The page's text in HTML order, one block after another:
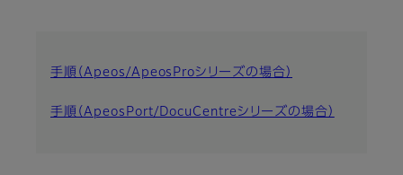
手順（Apeos/ApeosProシリーズの場合）
手順（ApeosPort/DocuCentreシリーズの場合）